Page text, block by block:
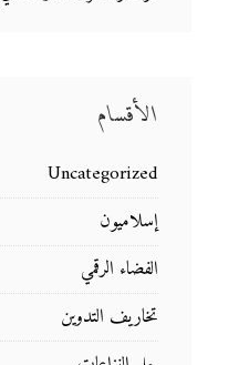
الأقسام
Uncategorized
إسلاميون
الفضاء الرقمي
تخاريف التدوين